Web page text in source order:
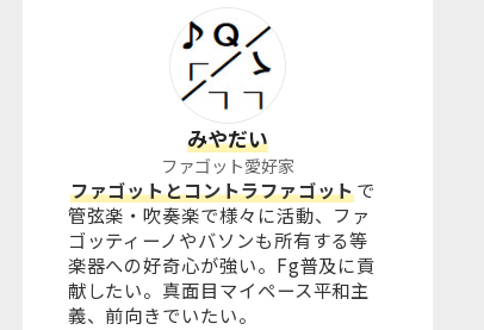
みやだい
ファゴット愛好家
ファゴットとコントラファゴットで
管弦楽・吹奏楽で様々に活動、ファ
ゴッティーノやバソンも所有する等
楽器への好奇心が強い。Fg普及に貢
献したい。真面目マイペース平和主
義、前向きでいたい。